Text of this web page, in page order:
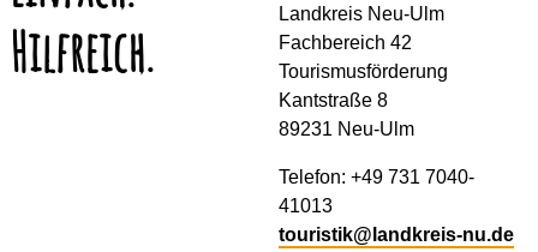
Hilfreich.
Landkreis Neu-Ulm
Fachbereich 42
Tourismusförderung
Kantstraße 8
89231 Neu-Ulm
Telefon: +49 731 7040-
41013
touristik@landkreis-nu.de